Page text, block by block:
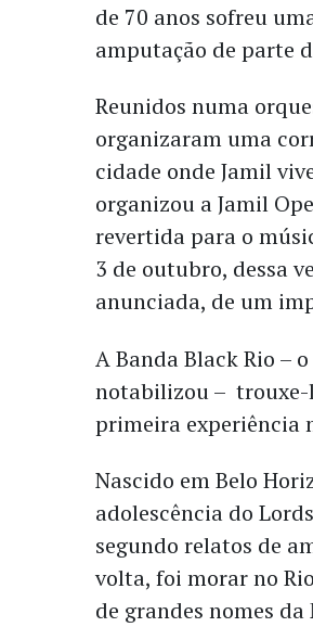
de 70 anos sofreu
amputação de parte
Reunidos numa
organizaram uma
cidade onde Jamil
organizou a Jamil
revertida para o
3 de outubro, dessa
anunciada, de um
A Banda Black Rio –
notabilizou – trouxe-
primeira experiência
Nascido em Belo
adolescência do
segundo relatos de
volta, foi morar no
de grandes nomes